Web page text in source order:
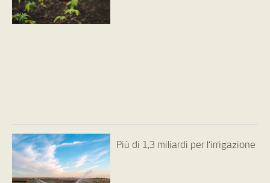
Più di 1,3 miliardi per l’irrigazione